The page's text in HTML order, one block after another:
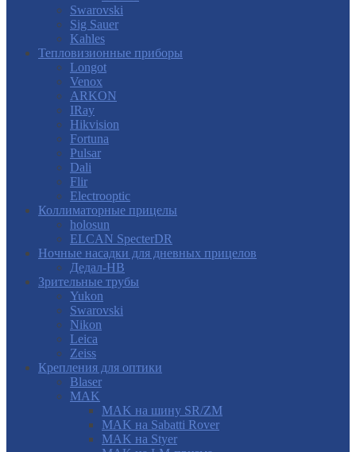
Swarovski
Sig Sauer
Kahles
Тепловизионные приборы
Longot
Venox
ARKON
IRay
Hikvision
Fortuna
Pulsar
Dali
Flir
Electrooptic
Коллиматорные прицелы
holosun
ELCAN SpecterDR
Ночные насадки для дневных прицелов
Дедал-НВ
Зрительные трубы
Yukon
Swarovski
Nikon
Leica
Zeiss
Крепления для оптики
Blaser
MAK
MAK на шину SR/ZM
MAK на Sabatti Rover
MAK на Styer